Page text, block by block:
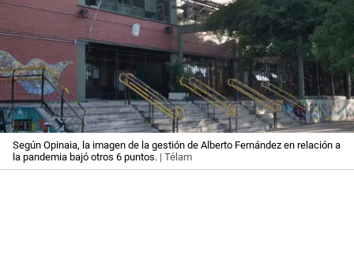
Según Opinaia, la imagen de la gestión de Alberto Fernández en relación a
la pandemia bajó otros 6 puntos. | Télam